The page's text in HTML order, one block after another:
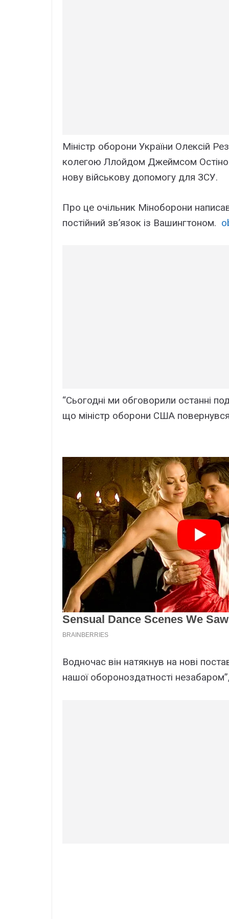
Міністр оборони України Олексій
колегою Ллойдом Джеймсом
нову військову допомогу для ЗСУ.
Про це очільник Міноборони
постійний звʼязок із Вашингтоном.
“Сьогодні ми обговорили останні
що міністр оборони США
Водночас він натякнув на нові
нашої обороноздатності